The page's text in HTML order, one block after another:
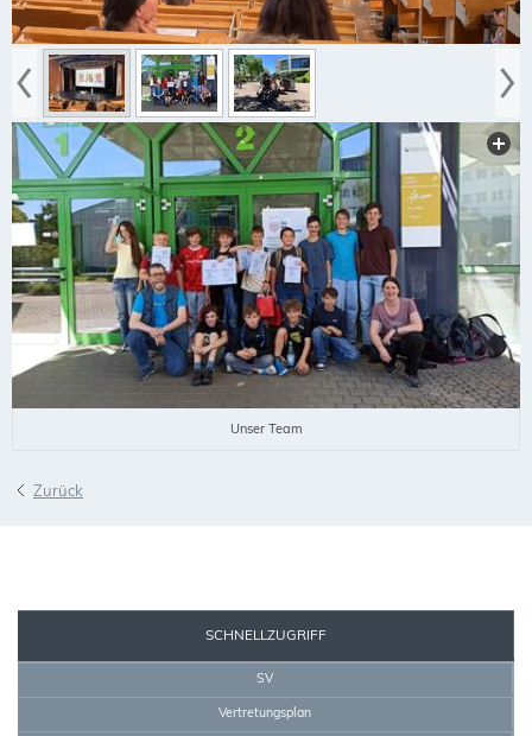
Unser Team
Zurück
SCHNELLZUGRIFF
SV
Vertretungsplan